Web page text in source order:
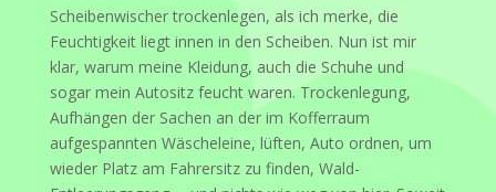
Scheibenwischer trockenlegen, als ich merke, die
Feuchtigkeit liegt innen in den Scheiben. Nun ist mir
klar, warum meine Kleidung, auch die Schuhe und
sogar mein Autositz feucht waren. Trockenlegung,
Aufhängen der Sachen an der im Kofferraum
aufgespannten Wäscheleine, lüften, Auto ordnen, um
wieder Platz am Fahrersitz zu finden, Wald-